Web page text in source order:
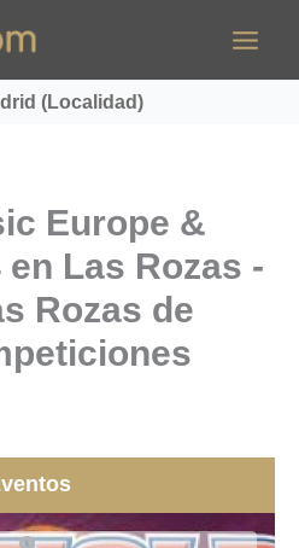
(Localidad)
Europe &
Las Rozas -
Rozas de